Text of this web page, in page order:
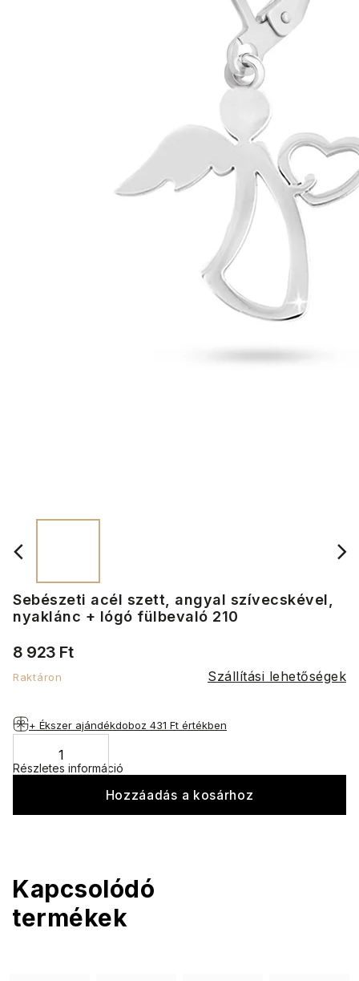
Sebészeti acél szett, angyal szívecskével,
nyaklánc + lógó fülbevaló 210
8 923 Ft
Raktáron Szállítási lehetőségek
Hozzáadás a kosárhoz
+ Ékszer ajándékdoboz 431 Ft értékben
Részletes információ
Kapcsolódó
termékek